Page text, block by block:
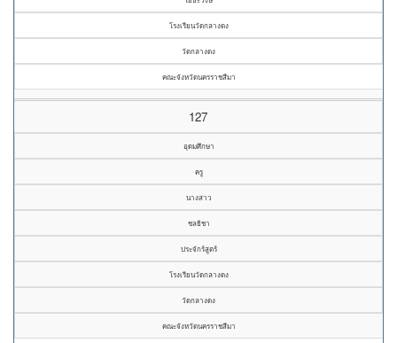
โรงเรียนวัดกลางดง
วัดกลางดง
คณะจังหวัดนครราชสีมา
127
อุดมศึกษา
ครู
นางสาว
ชลธิชา
ประจักร์สูตร์
โรงเรียนวัดกลางดง
วัดกลางดง
คณะจังหวัดนครราชสีมา